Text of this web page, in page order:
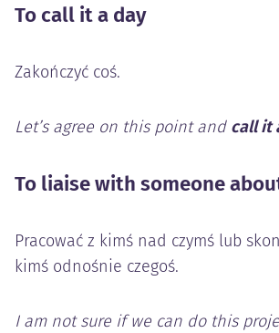
To call it a day
Zakończyć coś.
Let’s agree on this point and call it
To liaise with someone
Pracować z kimś nad czymś lub
kimś odnośnie czegoś.
I am not sure if we can do this